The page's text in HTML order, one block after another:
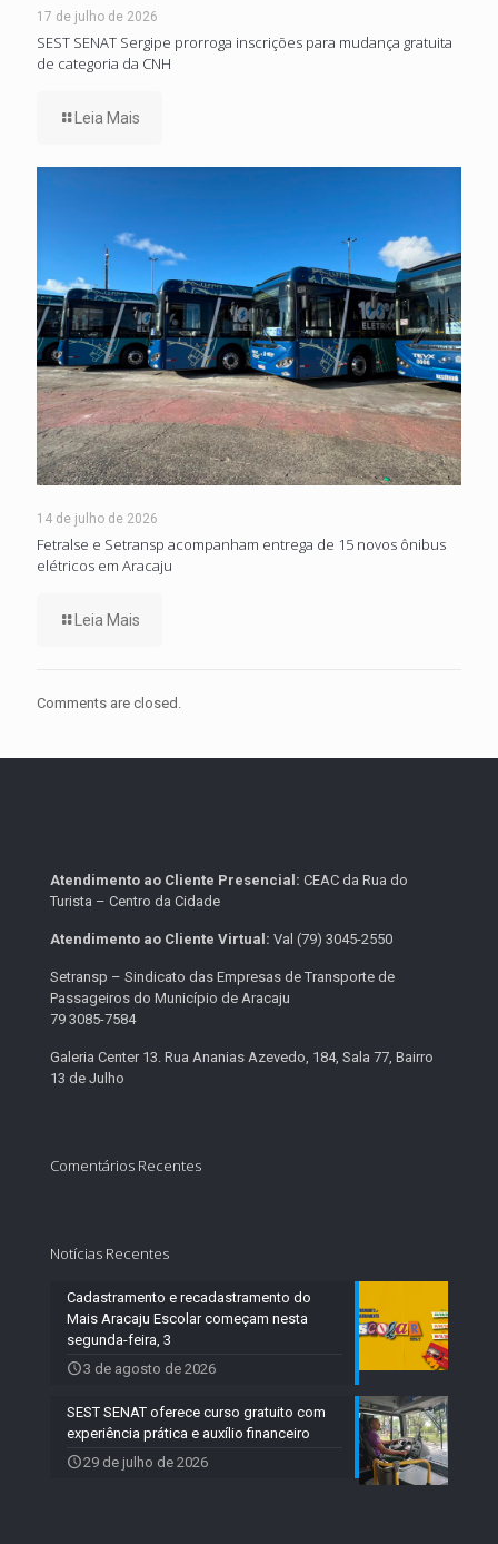
17 de julho de 2026
SEST SENAT Sergipe prorroga inscrições para mudança gratuita
de categoria da CNH
Leia Mais
14 de julho de 2026
Fetralse e Setransp acompanham entrega de 15 novos ônibus
elétricos em Aracaju
Leia Mais
Comments are closed.
Atendimento ao Cliente Presencial: CEAC da Rua do
Turista – Centro da Cidade
Atendimento ao Cliente Virtual: Val (79) 3045-2550
Setransp – Sindicato das Empresas de Transporte de
Passageiros do Município de Aracaju
79 3085-7584
Galeria Center 13. Rua Ananias Azevedo, 184, Sala 77, Bairro
13 de Julho
Comentários Recentes
Notícias Recentes
Cadastramento e recadastramento do
Mais Aracaju Escolar começam nesta
segunda-feira, 3
3 de agosto de 2026
SEST SENAT oferece curso gratuito com
experiência prática e auxílio financeiro
29 de julho de 2026